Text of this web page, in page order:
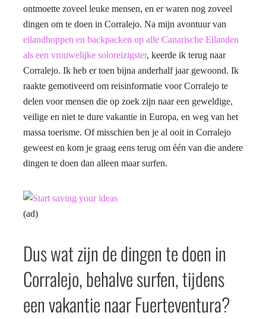
ontmoette zoveel leuke mensen, en er waren nog zoveel
dingen om te doen in Corralejo. Na mijn avontuur van
eilandhoppen en backpacken op alle Canarische Eilanden
als een vrouwelijke soloreizigster, keerde ik terug naar
Corralejo. Ik heb er toen bijna anderhalf jaar gewoond. Ik
raakte gemotiveerd om reisinformatie voor Corralejo te
delen voor mensen die op zoek zijn naar een geweldige,
veilige en niet te dure vakantie in Europa, en weg van het
massa toerisme. Of misschien ben je al ooit in Corralejo
geweest en kom je graag eens terug om één van die andere
dingen te doen dan alleen maar surfen.
(ad)
Dus wat zijn de dingen te doen in
Corralejo, behalve surfen, tijdens
een vakantie naar Fuerteventura?